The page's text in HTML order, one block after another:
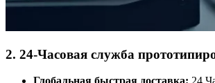
2. 24-Часовая служба